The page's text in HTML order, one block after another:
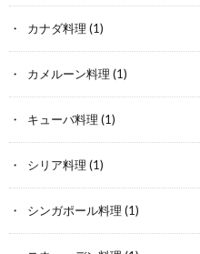
カナダ料理 (1)
カメルーン料理 (1)
キューバ料理 (1)
シリア料理 (1)
シンガポール料理 (1)